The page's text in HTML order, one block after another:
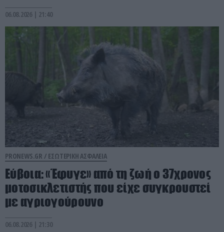
06.08.2026 | 21:40
PRONEWS.GR / ΕΣΩΤΕΡΙΚΗ ΑΣΦΑΛΕΙΑ
Εύβοια: «Έφυγε» από τη ζωή ο 37χρονος
μοτοσικλετιστής που είχε συγκρουστεί
με αγριογούρουνο
06.08.2026 | 21:30